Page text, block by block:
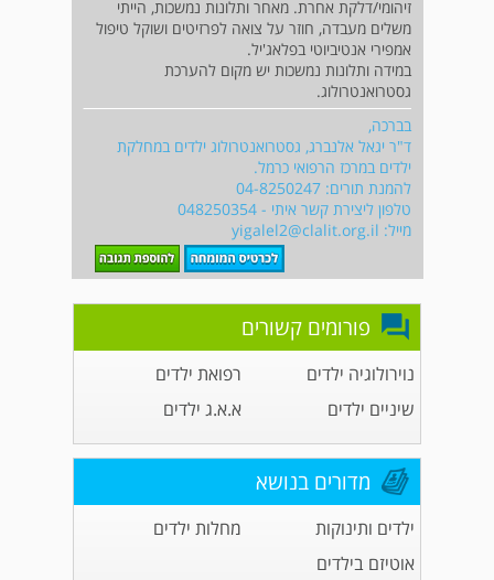
זיהומי/דלקת אחרת. מאחר ותלונות נמשכות, הייתי
משלים מעבדה, חוזר על צואה לפרזיטים ושוקל טיפול
אמפירי אנטיביוטי בפלאג'יל.
במידה ותלונות נמשכות יש מקום להערכת
גסטרואנטרולוג.
בברכה,
ד"ר יגאל אלנברג, גסטרואנטרולוג ילדים במחלקת
ילדים במרכז הרפואי כרמל.
להמנת תורים: 04-8250247
טלפון ליצירת קשר איתי - 048250354
מייל: yigalel2@clalit.org.il
פורומים קשורים
נוירולוגיה ילדים
רפואת ילדים
שיניים ילדים
א.א.ג ילדים
מדורים בנושא
ילדים ותינוקות
מחלות ילדים
אוטיזם בילדים